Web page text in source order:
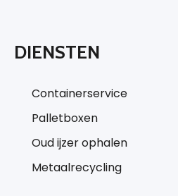
DIENSTEN
Containerservice
Palletboxen
Oud ijzer ophalen
Metaalrecycling